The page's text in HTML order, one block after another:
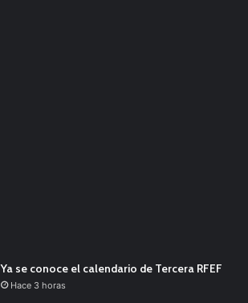
Ya se conoce el calendario de Tercera RFEF
Hace 3 horas